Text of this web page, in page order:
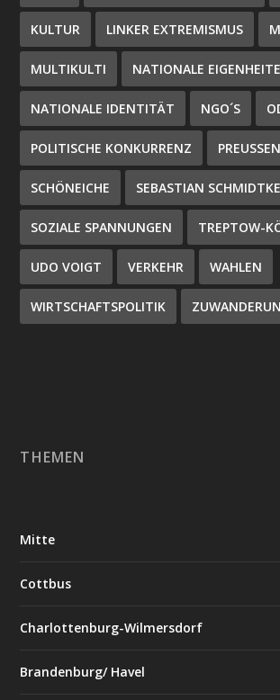
KULTUR LINKER EXTREMISMUS
MULTIKULTI NATIONALE
NATIONALE IDENTITÄT NGO´S
POLITISCHE KONKURRENZ PREUSSEN
SCHÖNEICHE SEBASTIAN SCHMIDTKE
SOZIALE SPANNUNGEN TREPTOW-
UDO VOIGT VERKEHR WAHLEN
WIRTSCHAFTSPOLITIK
THEMEN
Mitte
Cottbus
Charlottenburg-Wilmersdorf
Brandenburg/ Havel